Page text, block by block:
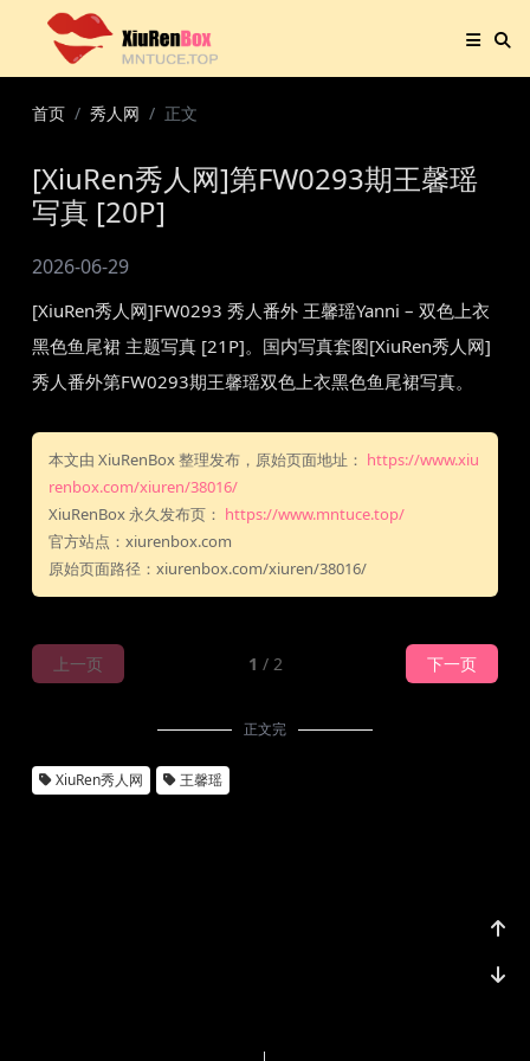
首页 秀人网 正文
[XiuRen秀人网]第FW0293期王馨瑶
写真 [20P]
2026-06-29
[XiuRen秀人网]FW0293 秀人番外 王馨瑶Yanni – 双色上衣
黑色鱼尾裙 主题写真 [21P]。国内写真套图[XiuRen秀人网]
秀人番外第FW0293期王馨瑶双色上衣黑色鱼尾裙写真。
本文由 XiuRenBox 整理发布，原始页面地址： https://www.xiu
renbox.com/xiuren/38016/
XiuRenBox 永久发布页： https://www.mntuce.top/
官方站点：xiurenbox.com
原始页面路径：xiurenbox.com/xiuren/38016/
上一页 1 / 2 下一页
正文完
XiuRen秀人网 王馨瑶